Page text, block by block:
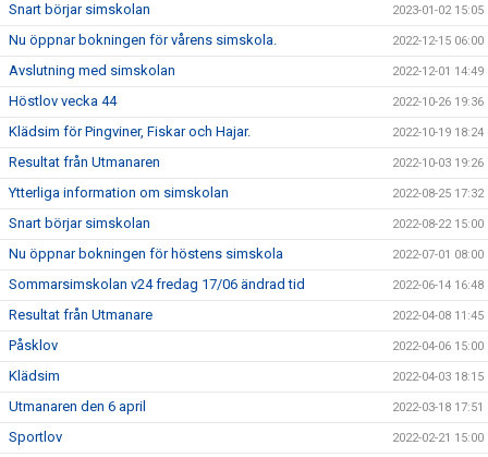
Snart börjar simskolan 2023-01-02 15:05
Nu öppnar bokningen för vårens simskola. 2022-12-15 06:00
Avslutning med simskolan 2022-12-01 14:49
Höstlov vecka 44 2022-10-26 19:36
Klädsim för Pingviner, Fiskar och Hajar. 2022-10-19 18:24
Resultat från Utmanaren 2022-10-03 19:26
Ytterliga information om simskolan 2022-08-25 17:32
Snart börjar simskolan 2022-08-22 15:00
Nu öppnar bokningen för höstens simskola 2022-07-01 08:00
Sommarsimskolan v24 fredag 17/06 ändrad tid 2022-06-14 16:48
Resultat från Utmanare 2022-04-08 11:45
Påsklov 2022-04-06 15:00
Klädsim 2022-04-03 18:15
Utmanaren den 6 april 2022-03-18 17:51
Sportlov 2022-02-21 15:00